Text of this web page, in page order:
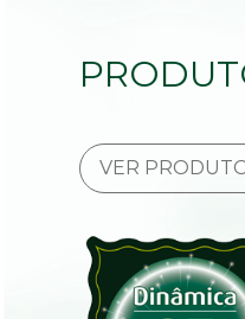
VER